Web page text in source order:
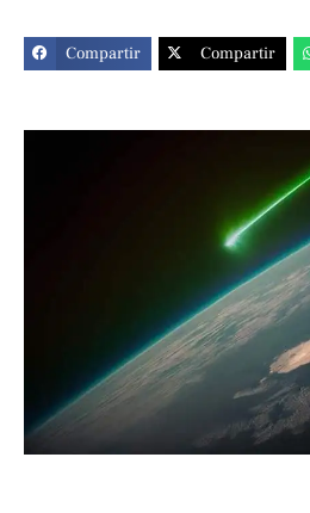
Compartir Compartir